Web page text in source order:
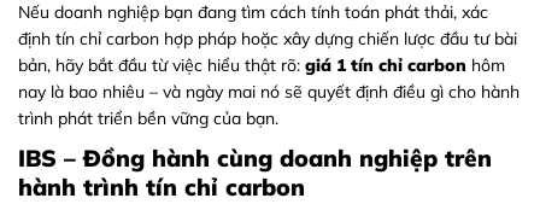
Nếu doanh nghiệp bạn đang tìm cách tính toán phát thải, xác
định tín chỉ carbon hợp pháp hoặc xây dựng chiến lược đầu tư bài
bản, hãy bắt đầu từ việc hiểu thật rõ: giá 1 tín chỉ carbon hôm
nay là bao nhiêu – và ngày mai nó sẽ quyết định điều gì cho hành
trình phát triển bền vững của bạn.
IBS – Đồng hành cùng doanh nghiệp trên
hành trình tín chỉ carbon